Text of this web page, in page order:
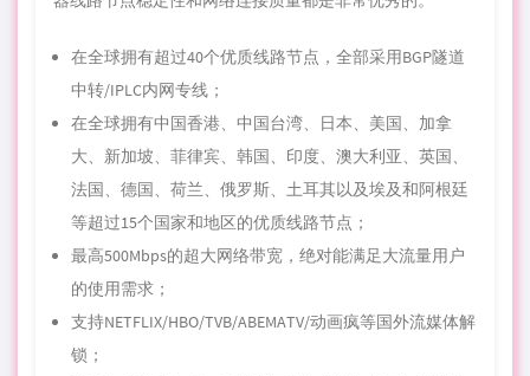
在全球拥有超过40个优质线路节点，全部采用BGP隧道
中转/IPLC内网专线；
在全球拥有中国香港、中国台湾、日本、美国、加拿
大、新加坡、菲律宾、韩国、印度、澳大利亚、英国、
法国、德国、荷兰、俄罗斯、土耳其以及埃及和阿根廷
等超过15个国家和地区的优质线路节点；
最高500Mbps的超大网络带宽，绝对能满足大流量用户
的使用需求；
支持NETFLIX/HBO/TVB/ABEMATV/动画疯等国外流媒体解
锁；